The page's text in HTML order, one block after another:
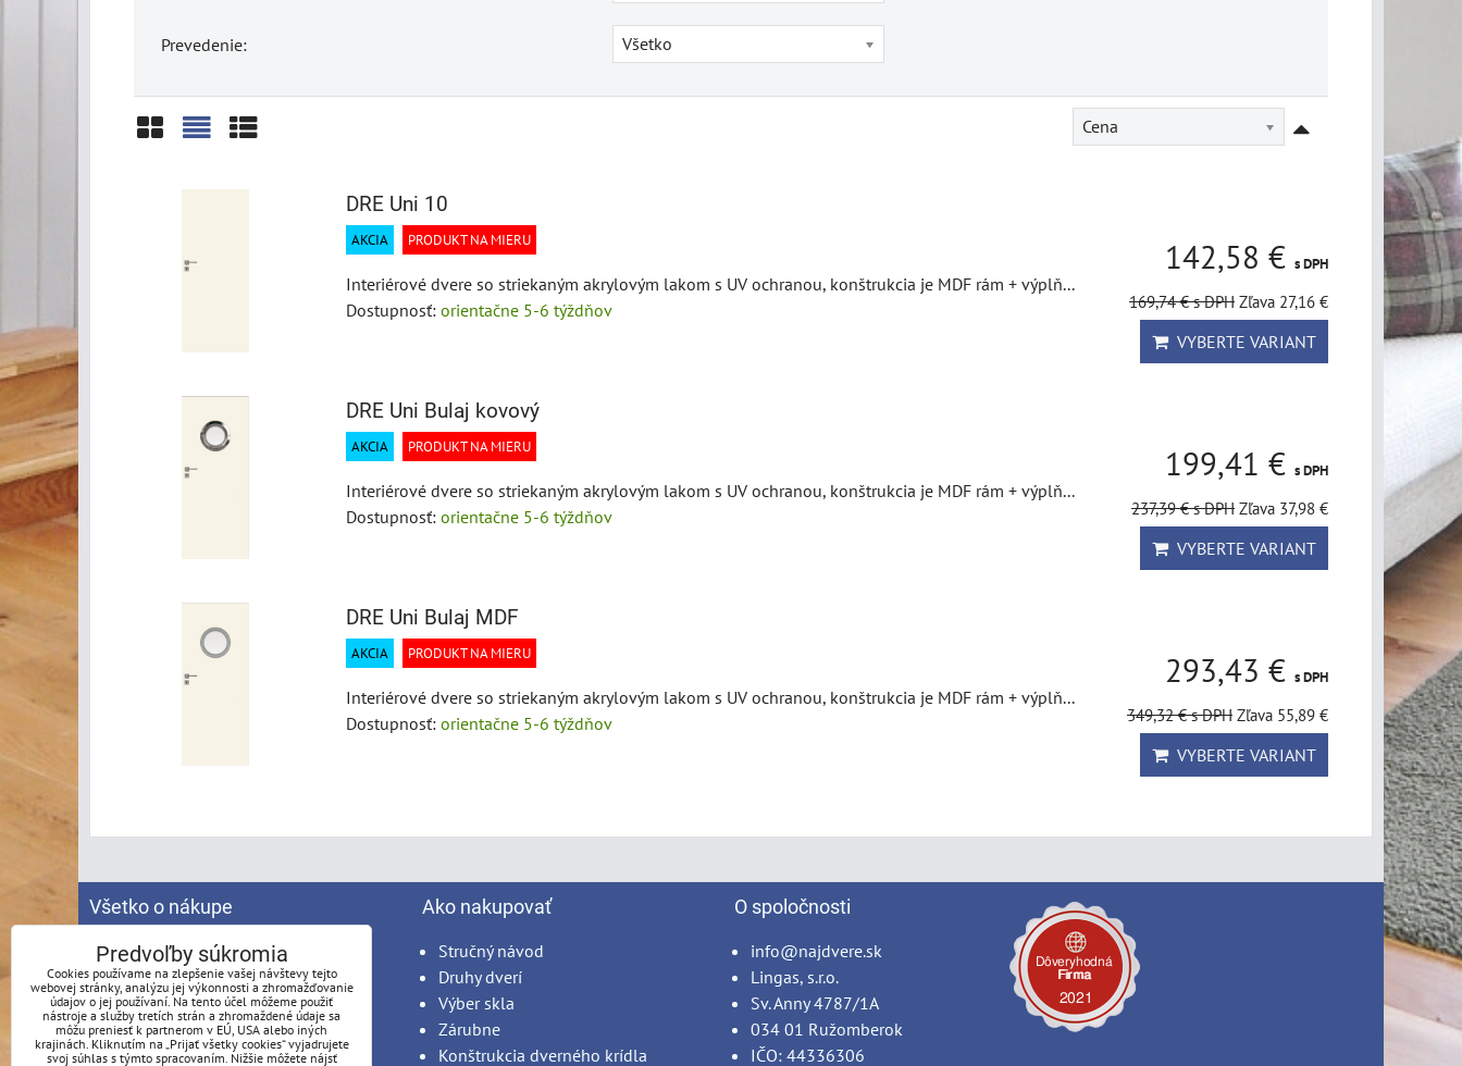
Prevedenie: Všetko
Cena
DRE Uni 10
AKCIA PRODUKT NA MIERU
Interiérové dvere so striekaným akrylovým lakom s UV ochranou, konštrukcia je MDF rám + výplň...
Dostupnosť: orientačne 5-6 týždňov
142,58 € s DPH
169,74 €s DPH Zľava 27,16 €
VYBERTE VARIANT
DRE Uni Bulaj kovový
AKCIA PRODUKT NA MIERU
Interiérové dvere so striekaným akrylovým lakom s UV ochranou, konštrukcia je MDF rám + výplň...
Dostupnosť: orientačne 5-6 týždňov
199,41 € s DPH
237,39 €s DPH Zľava 37,98 €
VYBERTE VARIANT
DRE Uni Bulaj MDF
AKCIA PRODUKT NA MIERU
Interiérové dvere so striekaným akrylovým lakom s UV ochranou, konštrukcia je MDF rám + výplň...
Dostupnosť: orientačne 5-6 týždňov
293,43 € s DPH
349,32 €s DPH Zľava 55,89 €
VYBERTE VARIANT
Všetko o nákupe
Spracovanie osobných údajov
Obchodné podmienky
Reklamačný poriadok
Možnosti platby
Možnosti dopravy
Ako nakupovať
Stručný návod
Druhy dverí
Výber skla
Zárubne
Konštrukcia dverného krídla
O spoločnosti
info@najdvere.sk
Lingas, s.r.o.
Sv. Anny 4787/1A
034 01 Ružomberok
IČO: 44336306
Predvoľby súkromia
Cookies používame na zlepšenie vašej návštevy tejto
webovej stránky, analýzu jej výkonnosti a zhromažďovanie
údajov o jej používaní. Na tento účel môžeme použiť
nástroje a služby tretích strán a zhromaždené údaje sa
môžu preniesť k partnerom v EÚ, USA alebo iných
krajinách. Kliknutím na „Prijať všetky cookies“ vyjadrujete
svoj súhlas s týmto spracovaním. Nižšie môžete nájsť